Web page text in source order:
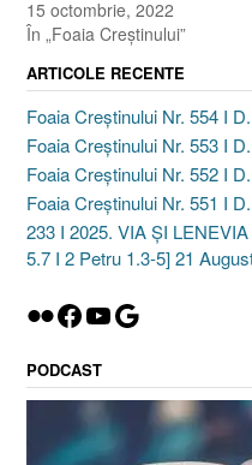
15 octombrie, 2022
În „Foaia Creştinului”
ARTICOLE RECENTE
Foaia Creștinului Nr. 554 I
Foaia Creștinului Nr. 553 I
Foaia Creștinului Nr. 552 I
Foaia Creștinului Nr. 551 I
233 I 2025. VIA ȘI
5.7 I 2 Petru 1.3-5] 21
Flickr
Facebook
YouTube
Google
PODCAST